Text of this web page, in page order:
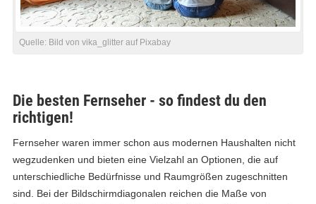
Quelle: Bild von vika_glitter auf Pixabay
Die besten Fernseher - so findest du den
richtigen!
Fernseher waren immer schon aus modernen Haushalten nicht
wegzudenken und bieten eine Vielzahl an Optionen, die auf
unterschiedliche Bedürfnisse und Raumgrößen zugeschnitten
sind. Bei der Bildschirmdiagonalen reichen die Maße von